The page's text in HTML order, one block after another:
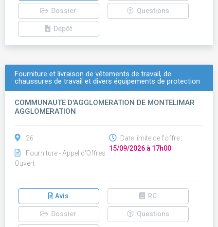
Dossier Questions
Dépôt
Fourniture et livraison de vêtements de travail, de
chaussures de travail et divers équipements de protection
COMMUNAUTE D'AGGLOMERATION DE MONTELIMAR
AGGLOMERATION
26
Fourniture - Appel d'Offres
Ouvert
Date limite de l'offre :
15/09/2026 à 17h00
Avis RC
Dossier Questions